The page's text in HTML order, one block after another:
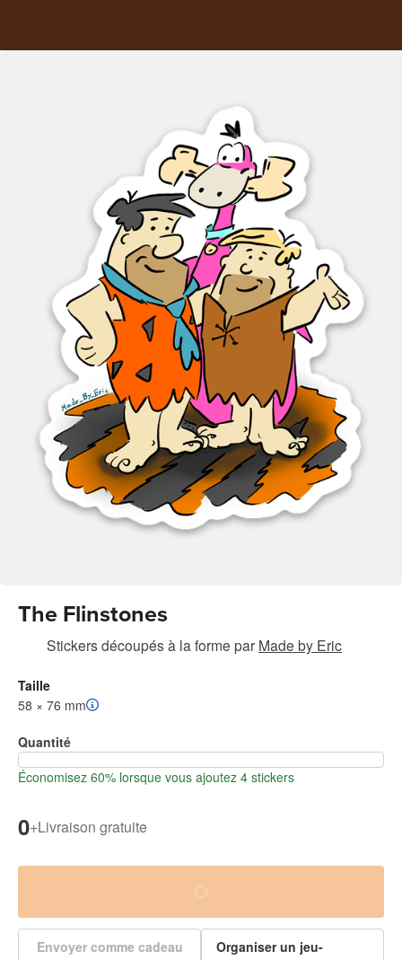
The Flinstones
Stickers découpés à la forme par Made by Eric
Taille
58 × 76 mm
Quantité
Économisez 60% lorsque vous ajoutez 4 stickers
0+Livraison gratuite
Envoyer comme cadeau
Organiser un jeu-